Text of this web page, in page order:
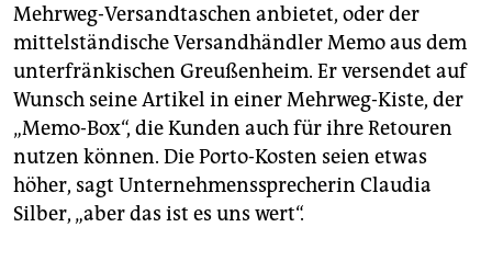
Mehrweg-Versandtaschen anbietet, oder der
mittelständische Versandhändler Memo aus dem
unterfränkischen Greußenheim. Er versendet auf
Wunsch seine Artikel in einer Mehrweg-Kiste, der
„Memo-Box“, die Kunden auch für ihre Retouren
nutzen können. Die Porto-Kosten seien etwas
höher, sagt Unternehmenssprecherin Claudia
Silber, „aber das ist es uns wert“.